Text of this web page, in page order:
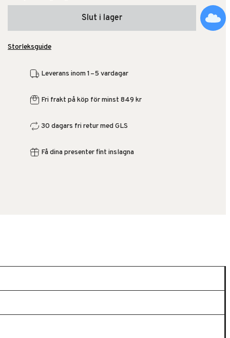
Slut i lager
Storleksguide
Leverans inom 1–5 vardagar
Fri frakt på köp för minst 849 kr
30 dagars fri retur med GLS
Få dina presenter fint inslagna